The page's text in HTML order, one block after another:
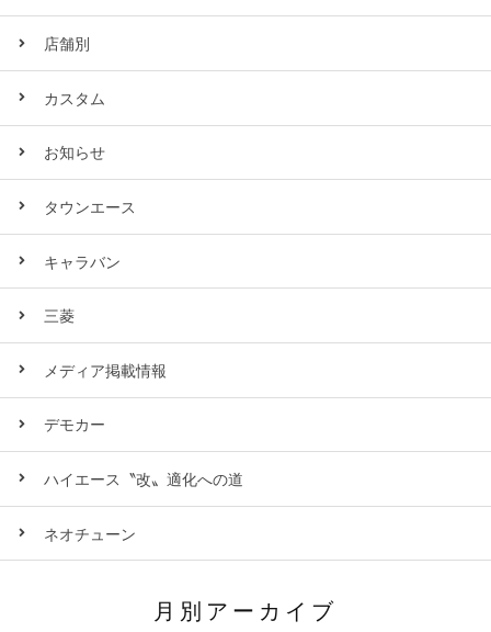
店舗別
カスタム
お知らせ
タウンエース
キャラバン
三菱
メディア掲載情報
デモカー
ハイエース〝改〟適化への道
ネオチューン
月別アーカイブ